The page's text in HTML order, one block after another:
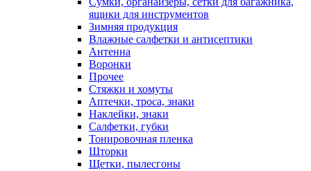
ящики для инструментов
Зимняя продукция
Влажные салфетки и антисептики
Антенна
Воронки
Прочее
Стяжки и хомуты
Аптечки, троса, знаки
Наклейки, знаки
Салфетки, губки
Тонировочная пленка
Шторки
Щетки, пылесгоны